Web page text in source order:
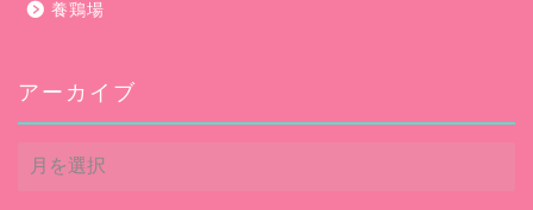
養鶏場
アーカイブ
ア
ー